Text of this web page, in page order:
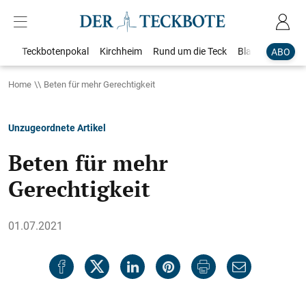
ABO
Teckbotenpokal Kirchheim Rund um die Teck Blaulicht
Home Beten für mehr Gerechtigkeit
Unzugeordnete Artikel
Beten für mehr
Gerechtigkeit
01.07.2021